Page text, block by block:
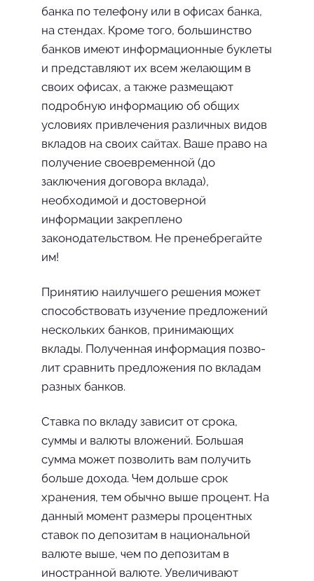
банка по телефону или в офисах банка,
на стендах. Кроме того, большин­ство
банков имеют информаци­онные буклеты
и представляют их всем желающим в
своих офи­сах, а также размещают
подроб­ную информацию об общих
условиях привлечения различных видов
вкладов на своих сайтах. Ваше право на
получение сво­евременной (до
заключения до­говора вклада),
необходимой и достоверной
информации закре­плено
законодательством. Не пренебрегайте
им!
Принятию наилучшего реше­ния может
способствовать изу­чение предложений
нескольких банков, принимающих
вклады. Полученная информация позво­
лит сравнить предложения по вкладам
разных банков.
Ставка по вкладу зависит от срока,
суммы и валюты вложений. Боль­шая
сумма может позволить вам получить
больше дохода. Чем дольше срок
хранения, тем обычно выше процент. На
данный момент размеры процентных
ставок по депозитам в национальной
валюте выше, чем по депозитам в
иностранной валюте. Увели­чивают